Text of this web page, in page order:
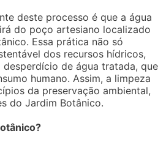
deste processo é que a água
do poço artesiano localizado
Essa prática não só
dos recursos hídricos,
de água tratada, que
humano. Assim, a limpeza
da preservação ambiental,
do Jardim Botânico.